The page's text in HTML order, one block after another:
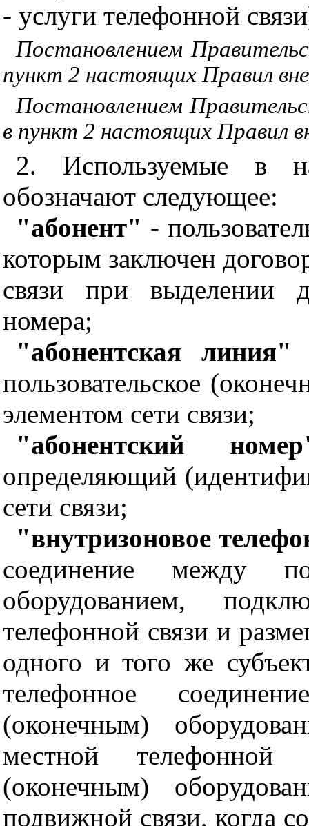
- услуги телефонной
Постановлением
пункт 2 настоящих Правил
Постановлением
в пункт 2 настоящих Правил
2. Используемые в
обозначают следующее:
"абонент" -
которым заключен
связи при выделении
номера;
"абонентская линия"
пользовательское
элементом сети связи;
"абонентский
определяющий
сети связи;
"внутризоновое
соединение между
оборудованием,
телефонной связи и
одного и того же
телефонное
(оконечным)
местной телефонной
(оконечным)
подвижной связи, когда